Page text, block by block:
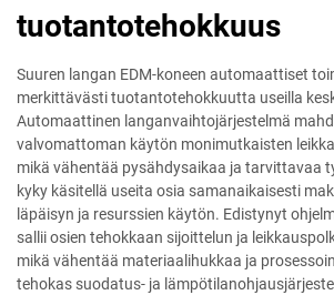
tuotantotehokkuus
Suuren langan EDM-koneen automaattiset
merkittävästi tuotantotehokkuutta useilla
Automaattinen langanvaihtojärjestelmä
valvomattoman käytön monimutkaisten
mikä vähentää pysähdysaikaa ja tarvittavaa
kyky käsitellä useita osia samanaikaisesti
läpäisyn ja resurssien käytön. Edistynyt
sallii osien tehokkaan sijoittelun ja
mikä vähentää materiaalihukkaa ja
tehokas suodatus- ja